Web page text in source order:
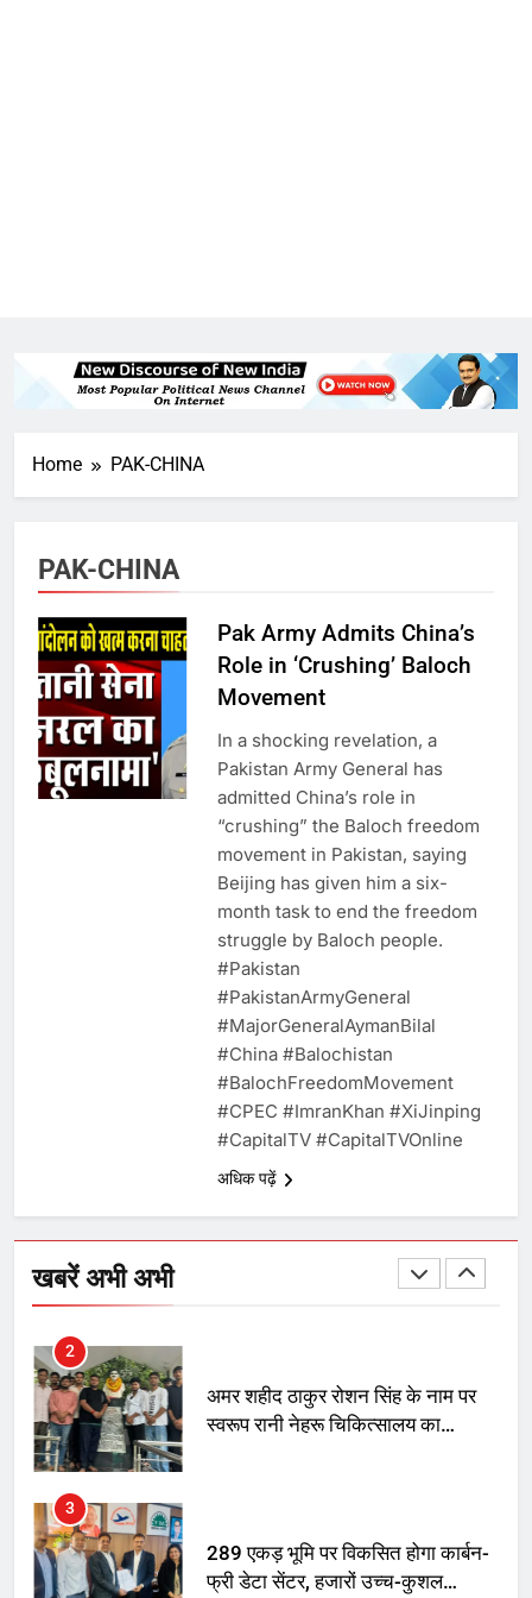
Home PAK-CHINA
PAK-CHINA
Pak Army Admits China’s
Role in ‘Crushing’ Baloch
Movement
In a shocking revelation, a
Pakistan Army General has
admitted China’s role in
“crushing” the Baloch freedom
movement in Pakistan, saying
Beijing has given him a six-
month task to end the freedom
struggle by Baloch people.
#Pakistan​
#PakistanArmyGeneral​
#MajorGeneralAymanBilal​
#China​ #Balochistan​
#BalochFreedomMovement​
#CPEC​ #ImranKhan​ #XiJinping​
#CapitalTV​ #CapitalTVOnline
अधिक पढ़ें
खबरें अभी अभी
5
का स्वागत करेगा लक्ष्मण द्वार
6
उत्तर प्रदेश में गांवों में बढ़ेंगी सुविधाएं: 67%
बढ़ा पंचायतों का बजट
गाजा युद्धविराम को लेकर बड़ी खबरें
चुनाव से पहले लालू परिवार पर बड़ा झटका,
दिल्ली कोर्ट ने IRCTC घोटाले में आरोप
तय किए
SRN अस्पताल का नाम अमर शहीद ठाकुर
रोशन सिंह के नाम पर करने की मांग तेज
2
अमर शहीद ठाकुर रोशन सिंह के नाम पर
स्वरूप रानी नेहरू चिकित्सालय का
3
289 एकड़ भूमि पर विकसित होगा कार्बन-
फ्री डेटा सेंटर, हजारों उच्च-कुशल